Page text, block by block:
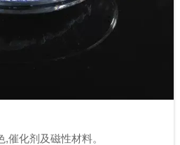
催化剂及磁性材料。